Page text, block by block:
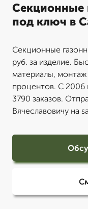
Секционные
под ключ в
Секционные
руб. за изделие.
материалы,
процентов. С 2006
3790 заказов.
Вячеславовичу на